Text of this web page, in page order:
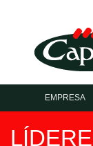
EMPRESA